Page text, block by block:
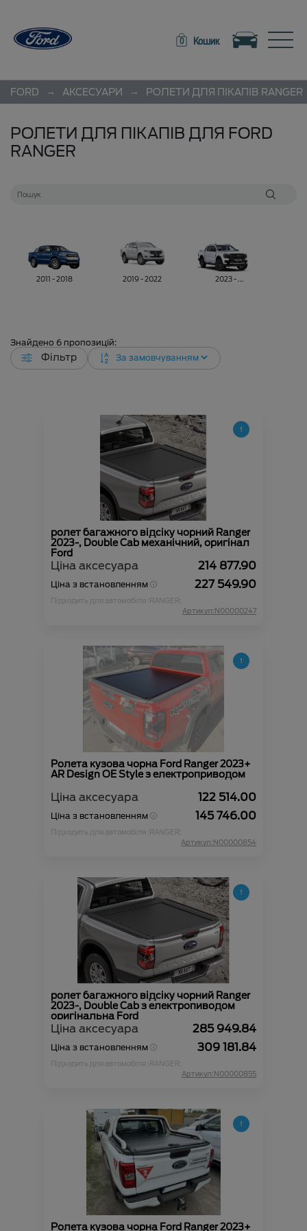
0 Кошик Toggle navigation
FORD → АКСЕСУАРИ → РОЛЕТИ ДЛЯ ПІКАПІВ RANGER
РОЛЕТИ ДЛЯ ПІКАПІВ ДЛЯ FORD
RANGER
2011 - 2018 2019 - 2022 2023 - ...
Знайдено 6 пропозицій:
Фільтр
ролет багажного відсіку чорний Ranger
2023-, Double Cab механічний, оригінал
Ford
Ціна аксесуара 214 877.90
Ціна з встановленням 227 549.90
Підходить для автомобіля :RANGER;
Артикул:N00000247
Ролета кузова чорна Ford Ranger 2023+
AR Design OE Style з електроприводом
Ціна аксесуара 122 514.00
Ціна з встановленням 145 746.00
Підходить для автомобіля :RANGER;
Артикул:N00000854
ролет багажного відсіку чорний Ranger
2023-, Double Cab з електропиводом
оригінальна Ford
Ціна аксесуара 285 949.84
Ціна з встановленням 309 181.84
Підходить для автомобіля :RANGER;
Артикул:N00000855
Ролета кузова чорна Ford Ranger 2023+